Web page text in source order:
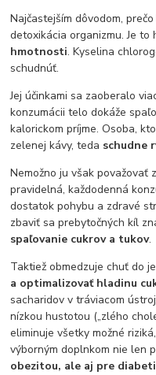
Najčastejším dôvodom,
detoxikácia organizmu. Je to
hmotnosti. Kyselina
schudnúť.
Jej účinkami sa zaoberalo
konzumácii telo dokáže
kalorickom príjme. Osoba,
zelenej kávy, teda schudne
Nemožno ju však považovať
pravidelná, každodenná
dostatok pohybu a zdravé
zbaviť sa prebytočných kíl
spaľovanie cukrov a tukov.
Taktiež obmedzuje chuť do
a optimalizovať hladinu
sacharidov v tráviacom
nízkou hustotou („zlého
eliminuje všetky možné
výborným doplnkom nie len
obezitou, ale aj pre